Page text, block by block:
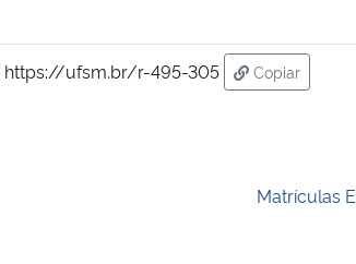
https://ufsm.br/r-495-305
Copiar
para área
Matrículas